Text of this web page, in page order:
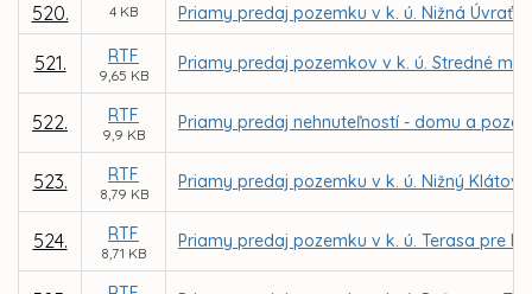
520. 4 KB Priamy predaj pozemku v k. ú. Nižná Úvrať
521. RTF
9,65 KB
Priamy predaj pozemkov v k. ú. Stredné
522. RTF
9,9 KB
Priamy predaj nehnuteľností - domu a
523. RTF
8,79 KB
Priamy predaj pozemku v k. ú. Nižný
524. RTF
8,71 KB
Priamy predaj pozemku v k. ú. Terasa pre